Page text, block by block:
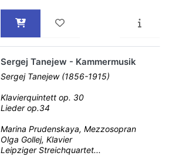
Sergej Tanejew - Kammermusik
Sergej Tanejew (1856-1915)
Klavierquintett op. 30
Lieder op.34
Marina Prudenskaya, Mezzosopran
Olga Gollej, Klavier
Leipziger Streichquartet...